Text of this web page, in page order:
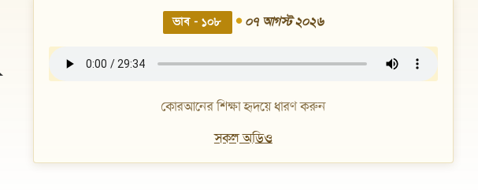
ভাব - ১০৮ • ০৭ আগস্ট ২০২৬
কোরআনের শিক্ষা হৃদয়ে ধারণ করুন
সকল অডিও